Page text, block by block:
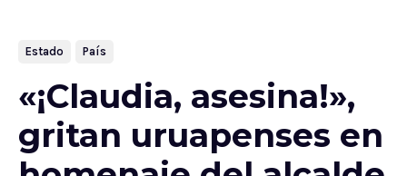
Estado País
«¡Claudia, asesina!»,
gritan uruapenses en